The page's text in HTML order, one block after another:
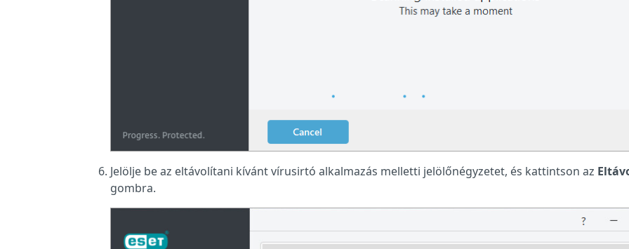
Jelölje be az eltávolítani kívánt vírusirtó alkalmazás melletti jelölőnégyzetet, és kattintson az
gombra.